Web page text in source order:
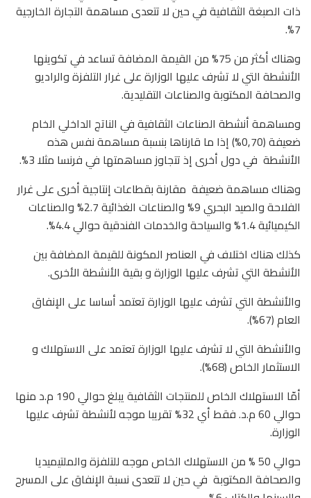
ذات الصبغة الثقافية في حين لا تتعدى مساهمة التجارة الخارجية
7%.
وهناك أكثر من 75% من القيمة المضافة تساعد في تكوينها
الأنشطة التي لا تشرف عليها الوزارة على غرار التلفزة والراديو
والصحافة المكتوبة والصناعات التقليدية.
ومساهمة أنشطة الصناعات الثقافية في الناتج الداخلي الخام
ضعيفة (0,70%) إذا ما قارناها بنسبة مساهمة نفس هذه
الأنشطة في دول أخرى إذ تتجاوز مساهمتها في فرنسا مثلا 3%.
وهناك مساهمة ضعيفة مقارنة بقطاعات إنتاجية أخرى على غرار
الفلاحة والصيد البحري 9% والصناعات الغذائية 2.7% والصناعات
الكيميائية 1.4% والسياحة والخدمات الفندقية حوالي 4.4%.
كذلك هناك اختلاف في العناصر المكونة للقيمة المضافة بين
الأنشطة التي تشرف عليها الوزارة و بقية الأنشطة الأخرى.
والأنشطة التي تشرف عليها الوزارة تعتمد أساسا على الإنفاق
العام (67%).
والأنشطة التي لا تشرف عليها الوزارة تعتمد على الاستهلاك و
الاستثمار الخاص (68%).
أمّا الاستهلاك الخاص للمنتجات الثقافية يبلغ حوالي 190 م.د منها
حوالي 60 م.د. فقط أي 32% تقريبا موجه لأنشطة تشرف عليها
الوزارة.
حوالي 50 % من الاستهلاك الخاص موجه للتلفزة والملتيميديا
والصحافة المكتوبة في حين لا تتعدى نسبة الإنفاق على المسرح